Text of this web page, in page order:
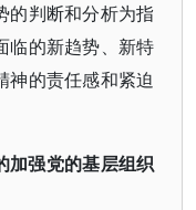
的判断和分析为指
临的新趋势、新特
神的责任感和紧迫
加强党的基层组织